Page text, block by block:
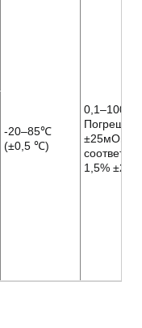
-20–85℃
(±0,5 ℃)
±25мОм
1,5%